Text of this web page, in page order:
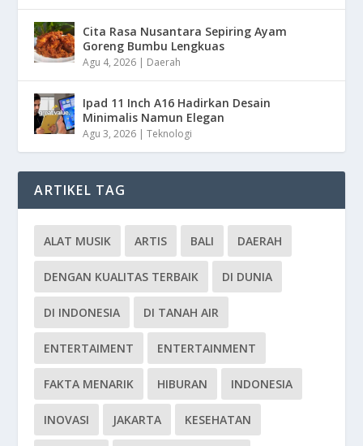
Cita Rasa Nusantara Sepiring Ayam
Goreng Bumbu Lengkuas
Agu 4, 2026 | Daerah
Ipad 11 Inch A16 Hadirkan Desain
Minimalis Namun Elegan
Agu 3, 2026 |Teknologi
ARTIKEL TAG
ALAT MUSIK ARTIS BALI DAERAH
DENGAN KUALITAS TERBAIK DI DUNIA
DI INDONESIA DI TANAH AIR
ENTERTAIMENT ENTERTAINMENT
FAKTA MENARIK HIBURAN INDONESIA
INOVASI JAKARTA KESEHATAN